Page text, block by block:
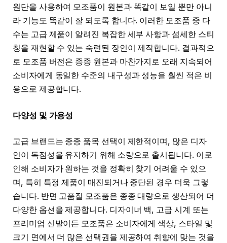
원단을 사용하여 모조품이 원본과 똑같이 보일 뿐만 아니
라 기능도 똑같이 잘 되도록 합니다. 이러한 모조품 중 다
수는 고급 제품이 알려진 복잡한 세부 사항과 섬세한 스티
칭을 재현할 수 있는 숙련된 장인이 제작합니다. 결과적으
로 모조품 버전은 종종 원본과 마찬가지로 오래 지속되어
소비자에게 동일한 수준의 내구성과 성능을 훨씬 적은 비
용으로 제공합니다.
다양성 및 가용성
고급 브랜드는 종종 품목 선택이 제한적이며, 많은 디자
인이 독점성을 유지하기 위해 소량으로 출시됩니다. 이로
인해 소비자가 원하는 것을 정확히 찾기 어려울 수 있으
며, 특히 특정 제품이 매진되거나 중단된 경우 더욱 그렇
습니다. 반면 고품질 모조품은 종종 대량으로 생산되어 더
다양한 옵션을 제공합니다. 디자이너 백, 고급 시계 또는
프리미엄 신발이든 모조품은 소비자에게 색상, 스타일 및
크기 면에서 더 많은 선택권을 제공하여 취향에 맞는 것을